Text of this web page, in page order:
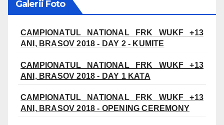
Galerii Foto
CAMPIONATUL NATIONAL FRK WUKF +13
ANI, BRASOV 2018 - DAY 2 - KUMITE
CAMPIONATUL NATIONAL FRK WUKF +13
ANI, BRASOV 2018 - DAY 1 KATA
CAMPIONATUL NATIONAL FRK WUKF +13
ANI, BRASOV 2018 - OPENING CEREMONY